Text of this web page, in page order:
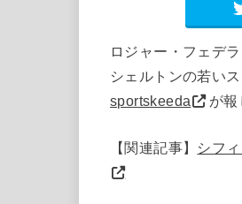
ロジャー・フェデ
シェルトンの若い
sportskeeda
が報
【関連記事】 シフ